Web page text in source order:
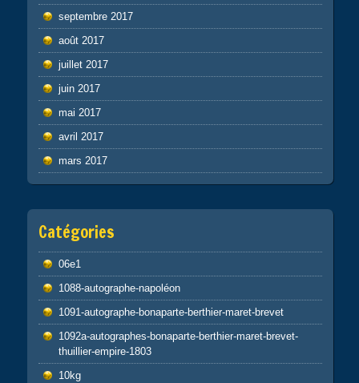
septembre 2017
août 2017
juillet 2017
juin 2017
mai 2017
avril 2017
mars 2017
Catégories
06e1
1088-autographe-napoléon
1091-autographe-bonaparte-berthier-maret-brevet
1092a-autographes-bonaparte-berthier-maret-brevet-
thuillier-empire-1803
10kg